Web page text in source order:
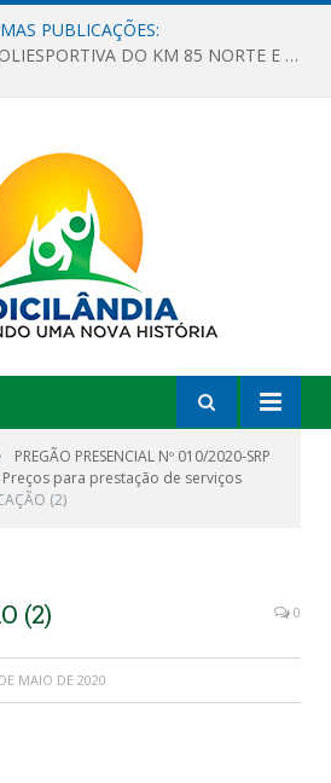
PUBLICAÇÕES:
OBRAS DA QUADRA POLIESPORTIVA DO KM 85 NORTE E DA ESCOLA GASPAR VIANA AVANÇAM
PREGÃO PRESENCIAL Nº 010/2020-SRP
para prestação de serviços
(2)
(2) 0
MAIO DE 2020